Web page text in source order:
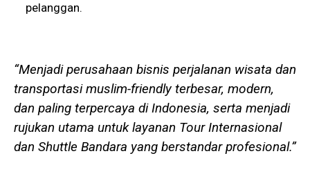
pelanggan.
“Menjadi perusahaan bisnis perjalanan wisata dan
transportasi muslim-friendly terbesar, modern,
dan paling terpercaya di Indonesia, serta menjadi
rujukan utama untuk layanan Tour Internasional
dan Shuttle Bandara yang berstandar profesional.”